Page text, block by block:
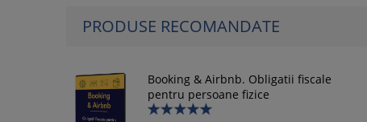
PRODUSE RECOMANDATE
Booking & Airbnb. Obligatii fiscale
pentru persoane fizice